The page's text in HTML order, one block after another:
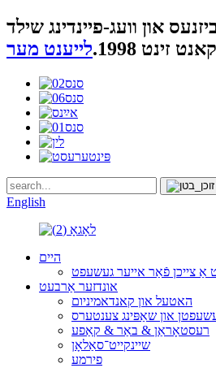
און וועג-פיינדינג שילד
זינט 1998.
לייענט מער
English
היים
אונדזער אַרבעט
האטעל און קאנדאמיניום
און שאַפּינג צענטערס
רעסטאָראַן & באַר & קאַפע
שיינקייט־סאַלאָן
פירמע